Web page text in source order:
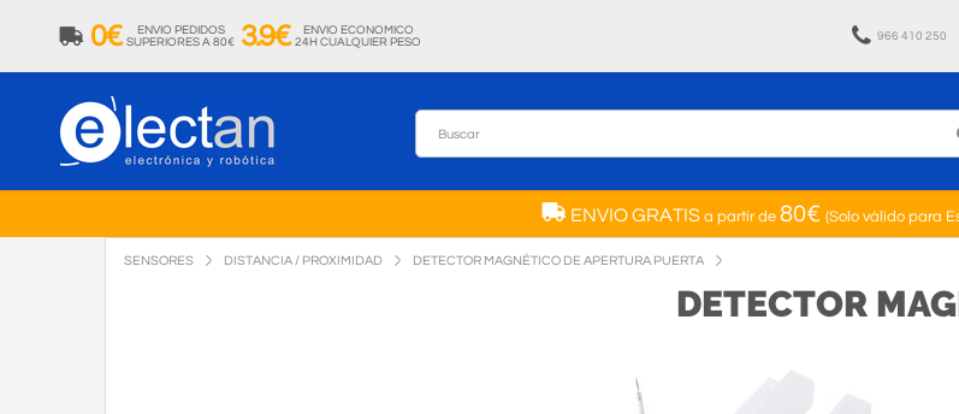
0€
ENVIO PEDIDOS
SUPERIORES A 80€ 3.9€
ENVIO ECONOMICO
24H CUALQUIER PESO
966 410 250
ENVIO GRATISa partir de 80€ (Solo válido para
SENSORES DISTANCIA / PROXIMIDAD DETECTOR MAGNÉTICO DE APERTURA PUERTA
DETECTOR